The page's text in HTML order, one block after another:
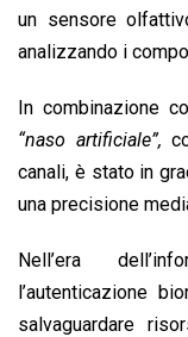
un sensore
analizzando i
In combinazione
“naso artificiale”,
canali, è stato in
una precisione
Nell’era
l’autenticazione
salvaguardare